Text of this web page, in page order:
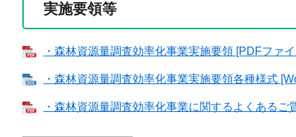
実施要領等
・森林資源量調査効率化事業実施要領 [PDFファ
・森林資源量調査効率化事業実施要領各種様式
・森林資源量調査効率化事業に関するよくあるご